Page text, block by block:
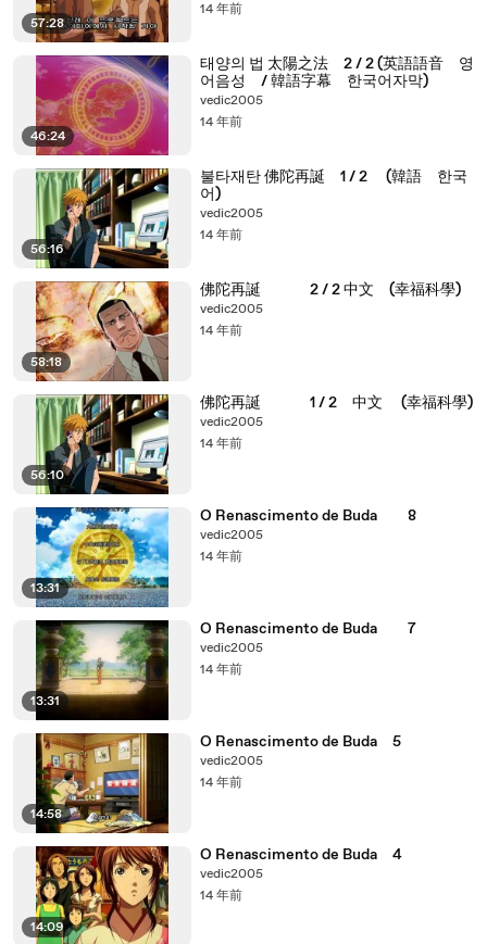
57:28
14 年前
46:24
태양의 법 太陽之法 2 / 2 (英語語音 영
어음성 / 韓語字幕 한국어자막)
vedic2005
14 年前
56:16
불타재탄 佛陀再誕 1 / 2 (韓語 한국
어)
vedic2005
14 年前
58:18
佛陀再誕 2 / 2 中文 (幸福科學)
vedic2005
14 年前
56:10
佛陀再誕 1 / 2 中文 (幸福科學)
vedic2005
14 年前
13:31
O Renascimento de Buda 8
vedic2005
14 年前
13:31
O Renascimento de Buda 7
vedic2005
14 年前
14:58
O Renascimento de Buda 5
vedic2005
14 年前
14:09
O Renascimento de Buda 4
vedic2005
14 年前